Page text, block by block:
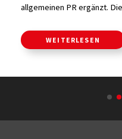
allgemeinen PR ergänzt.
WEITERLESEN